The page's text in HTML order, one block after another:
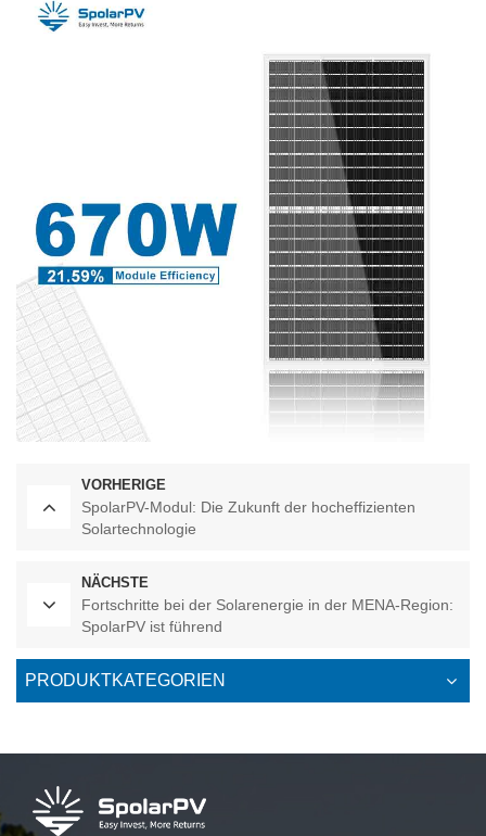
VORHERIGE
SpolarPV-Modul: Die Zukunft der hocheffizienten
Solartechnologie
NÄCHSTE
Fortschritte bei der Solarenergie in der MENA-Region:
SpolarPV ist führend
PRODUKTKATEGORIEN